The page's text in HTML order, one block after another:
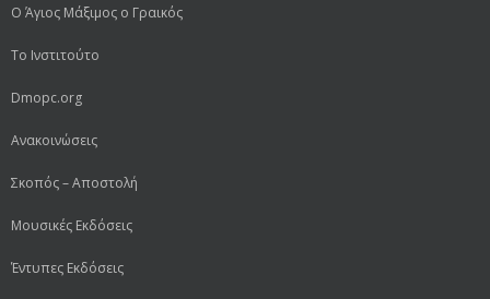
Ο Άγιος Μάξιμος ο Γραικός
Το Ινστιτούτο
Dmopc.org
Ανακοινώσεις
Σκοπός – Αποστολή
Μουσικές Εκδόσεις
Έντυπες Εκδόσεις